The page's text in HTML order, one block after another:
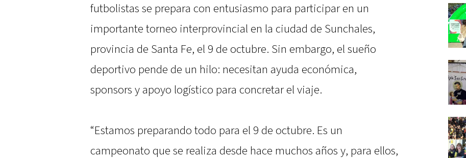
futbolistas se prepara con entusiasmo para participar en un
importante torneo interprovincial en la ciudad de Sunchales,
provincia de Santa Fe, el 9 de octubre. Sin embargo, el sueño
deportivo pende de un hilo: necesitan ayuda económica,
sponsors y apoyo logístico para concretar el viaje.
“Estamos preparando todo para el 9 de octubre. Es un
campeonato que se realiza desde hace muchos años y, para ellos,